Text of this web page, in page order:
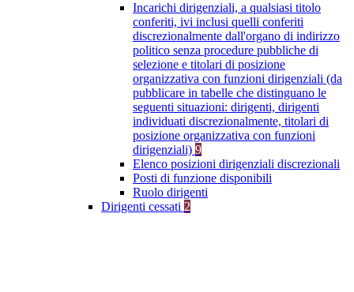
Incarichi dirigenziali, a qualsiasi titolo
conferiti, ivi inclusi quelli conferiti
discrezionalmente dall'organo di indirizzo
politico senza procedure pubbliche di
selezione e titolari di posizione
organizzativa con funzioni dirigenziali (da
pubblicare in tabelle che distinguano le
seguenti situazioni: dirigenti, dirigenti
individuati discrezionalmente, titolari di
posizione organizzativa con funzioni
dirigenziali) 9
Elenco posizioni dirigenziali discrezionali
Posti di funzione disponibili
Ruolo dirigenti
Dirigenti cessati 2